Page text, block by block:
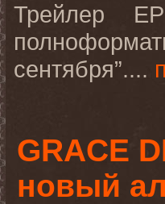
Трейлер
сентября”....
GRACE
новый